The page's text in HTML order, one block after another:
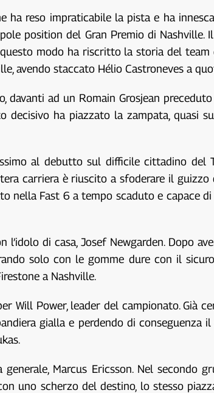
ha reso impraticabile la pista e ha
position del Gran Premio di Nashville.
modo ha riscritto la storia del team
avendo staccato Hélio Castroneves a
ad un Romain Grosjean
ha piazzato la zampata, quasi
al debutto sul difficile cittadino del
carriera è riuscito a sfoderare il
nella Fast 6 a tempo scaduto e capace
di casa, Josef Newgarden. Dopo
solo con le gomme dure con il
a Nashville.
Will Power, leader del campionato. Già
gialla e perdendo di
Marcus Ericsson. Nel secondo
uno scherzo del destino, lo stesso